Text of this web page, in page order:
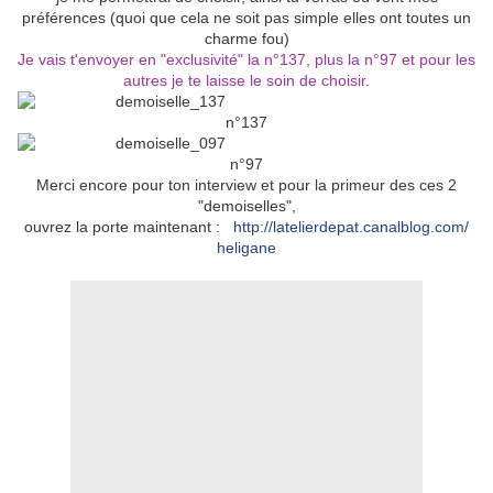
préférences (quoi que cela ne soit pas simple elles ont toutes un
charme fou)
Je vais t'envoyer en "exclusivité" la n°137, plus la n°97 et pour les
autres je te laisse le soin de choisir.
n°137
n°97
Merci encore pour ton interview et pour la primeur des ces 2
"demoiselles",
ouvrez la porte maintenant : http://latelierdepat.canalblog.com/
heligane